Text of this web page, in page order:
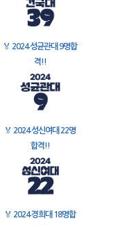
🏅 2024 성균관대 9명합
격!!
🏅 2024 성신여대 22명
합격!!
🏅 2024 경희대 18명합